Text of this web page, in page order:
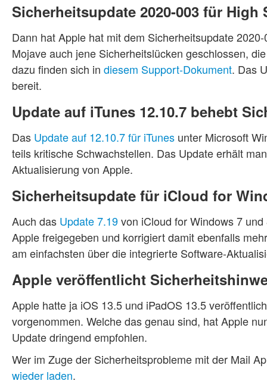
Sicherheitsupdate 2020-003 für High
Dann hat Apple hat mit dem Sicherheitsupdate
Mojave auch jene Sicherheitslücken geschlossen,
dazu finden sich in diesem Support-Dokument. Das
bereit.
Update auf iTunes 12.10.7 behebt
Das Update auf 12.10.7 für iTunes unter Microsoft
teils kritische Schwachstellen. Das Update erhält
Aktualisierung von Apple.
Sicherheitsupdate für iCloud for
Auch das Update 7.19von iCloud for Windows 7
Apple freigegeben und korrigiert damit ebenfalls
am einfachsten über die integrierte Software-
Apple veröffentlicht
Apple hatte ja iOS 13.5 und iPadOS 13.5
vorgenommen. Welche das genau sind, hat Apple
Update dringend empfohlen.
Wer im Zuge der Sicherheitsprobleme mit der Mail
wieder laden.